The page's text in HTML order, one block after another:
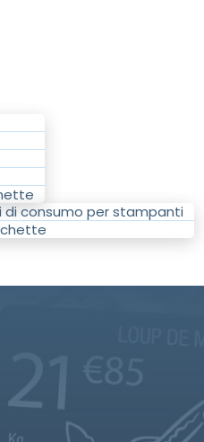
di consumo per stampanti